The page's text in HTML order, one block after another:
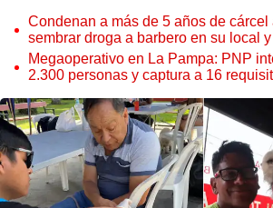
Condenan a más de 5 años de
sembrar droga a barbero en su local
Megaoperativo en La Pampa: PNP
2.300 personas y captura a 16